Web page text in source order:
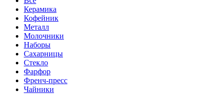
Керамика
Кофейник
Металл
Молочники
Наборы
Сахарницы
Стекло
Фарфор
Френч-пресс
Чайники